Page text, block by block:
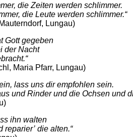
die Zeiten werden schlimmer.
die Leute werden schlimmer.“
Lungau)
Gott gegeben
der Nacht
Maria Pfarr, Lungau)
lass uns dir empfohlen sein.
und Rinder und die Ochsen und
ihn walten
reparier’ die alten.“